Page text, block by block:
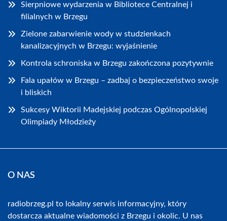
Sierpniowe wydarzenia w Bibliotece Centralnej i
filialnych w Brzegu
Zielone zabarwienie wody w studzienkach
kanalizacyjnych w Brzegu: wyjaśnienie
Kontrola schroniska w Brzegu zakończona pozytywnie
Fala upałów w Brzegu – zadbaj o bezpieczeństwo swoje
i bliskich
Sukcesy Wiktorii Madejskiej podczas Ogólnopolskiej
Olimpiady Młodzieży
O NAS
radiobrzeg.pl to lokalny serwis informacyjny, który
dostarcza aktualne wiadomości z Brzegu i okolic. U nas